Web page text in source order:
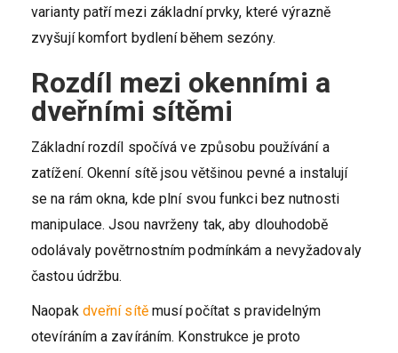
varianty patří mezi základní prvky, které výrazně
zvyšují komfort bydlení během sezóny.
Rozdíl mezi okenními a
dveřními sítěmi
Základní rozdíl spočívá ve způsobu používání a
zatížení. Okenní sítě jsou většinou pevné a instalují
se na rám okna, kde plní svou funkci bez nutnosti
manipulace. Jsou navrženy tak, aby dlouhodobě
odolávaly povětrnostním podmínkám a nevyžadovaly
častou údržbu.
Naopak dveřní sítěmusí počítat s pravidelným
otevíráním a zavíráním. Konstrukce je proto